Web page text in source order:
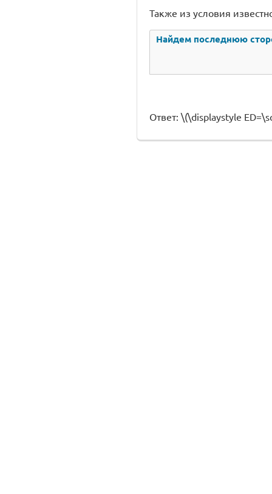
Также из условия
Найдем последнюю
Ответ: \(\displaystyle